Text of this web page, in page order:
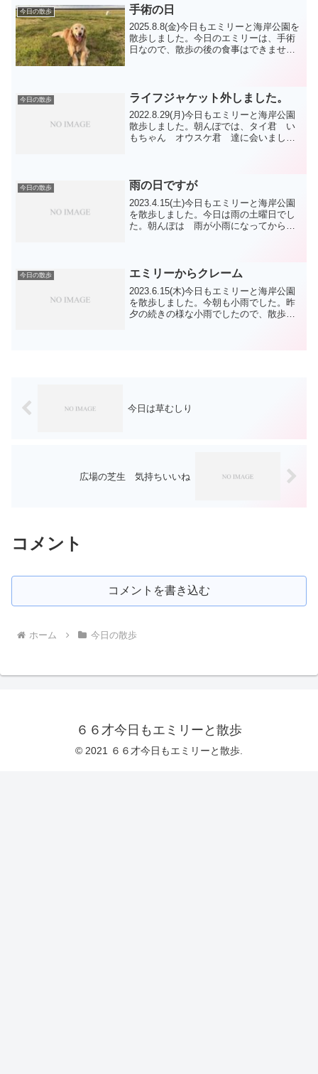
の手入れをし...
今日の散歩 手術の日
2025.8.8(金)今日もエミリーと海岸公園を
散歩しました。今日のエミリーは、手術
日なので、散歩の後の食事はできませ
達 フレ...
今日の散歩 ライフジャケット外しました。
2022.8.29(月)今日もエミリーと海岸公園
散歩しました。朝んぽでは、タイ君 い
もちゃん オウスケ君 達に会いました
ゴールデン...
今日の散歩 雨の日ですが
2023.4.15(土)今日もエミリーと海岸公園
を散歩しました。今日は雨の土曜日でし
た。朝んぽは 雨が小雨になってから行
スは東海...
今日の散歩 エミリーからクレーム
2023.6.15(木)今日もエミリーと海岸公園
を散歩しました。今朝も小雨でした。昨
夕の続きの様な小雨でしたので、散歩に
今日は草むしり
広場の芝生 気持ちいいね
コメント
コメントを書き込む
ホーム 今日の散歩
６６才今日もエミリーと散歩
© 2021 ６６才今日もエミリーと散歩.